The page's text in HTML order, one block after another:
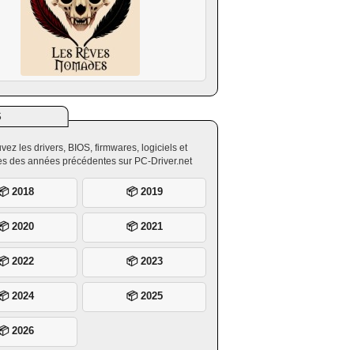
les drivers, BIOS, firmwares, logiciels et
des années précédentes sur PC-Driver.net
2018 📦 2019
2020 📦 2021
2022 📦 2023
2024 📦 2025
2026